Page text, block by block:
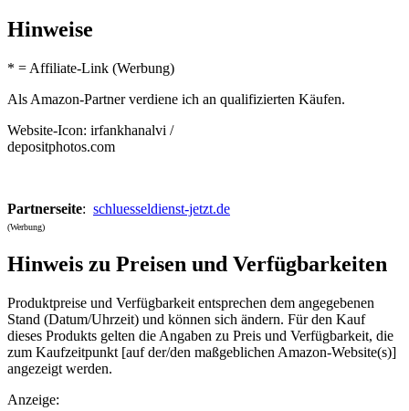
Hinweise
* = Affiliate-Link (Werbung)
Als Amazon-Partner verdiene ich an qualifizierten Käufen.
Website-Icon: irfankhanalvi /
depositphotos.com
Partnerseite: schluesseldienst-jetzt.de
(Werbung)
Hinweis zu Preisen und Verfügbarkeiten
Produktpreise und Verfügbarkeit entsprechen dem angegebenen
Stand (Datum/Uhrzeit) und können sich ändern. Für den Kauf
dieses Produkts gelten die Angaben zu Preis und Verfügbarkeit, die
zum Kaufzeitpunkt [auf der/den maßgeblichen Amazon-Website(s)]
angezeigt werden.
Anzeige: